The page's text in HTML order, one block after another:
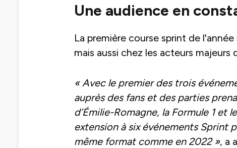
Une audience en
La première course sprint de
mais aussi chez les acteurs majeurs
« Avec le premier des trois
auprès des fans et des parties
d’Émilie-Romagne, la Formule 1 et
extension à six événements Sprint
même format comme en 2022 », a